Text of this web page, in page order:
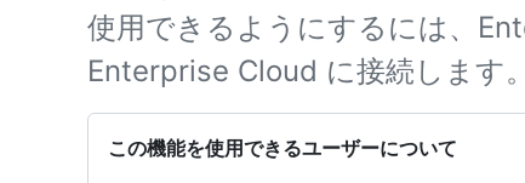
使用できるようにするには、
Enterprise Cloud に接続します。
この機能を使用できるユーザーについて